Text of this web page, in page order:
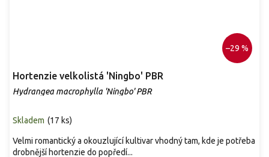
–29 %
Hortenzie velkolistá 'Ningbo' PBR
Hydrangea macrophylla 'Ningbo' PBR
Skladem (17 ks)
Velmi romantický a okouzlující kultivar vhodný tam, kde je potřeba
drobnější hortenzie do popředí...